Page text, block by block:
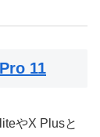
11
やX Plusと